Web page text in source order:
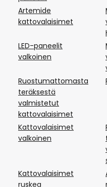
Artemide
kattovalaisimet
LED-paneelit
valkoinen
Ruostumattomasta
teräksestä
valmistetut
kattovalaisimet
Kattovalaisimet
valkoinen
Kattovalaisimet
ruskea